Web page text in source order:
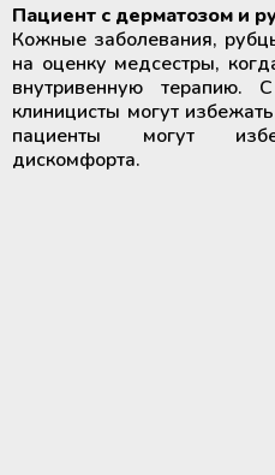
Пациент с дерматозом и
Кожные заболевания,
на оценку медсестры,
внутривенную терапию.
клиницисты могут
пациенты могут
дискомфорта.